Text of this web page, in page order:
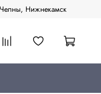
Челны, Нижнекамск